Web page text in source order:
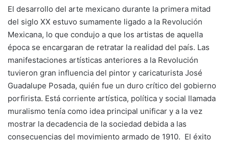
El desarrollo del arte mexicano durante la primera mitad
del siglo XX estuvo sumamente ligado a la Revolución
Mexicana, lo que condujo a que los artistas de aquella
época se encargaran de retratar la realidad del país. Las
manifestaciones artísticas anteriores a la Revolución
tuvieron gran influencia del pintor y caricaturista José
Guadalupe Posada, quién fue un duro crítico del gobierno
porfirista. Está corriente artística, política y social llamada
muralismo tenía como idea principal unificar y a la vez
mostrar la decadencia de la sociedad debida a las
consecuencias del movimiento armado de 1910. El éxito